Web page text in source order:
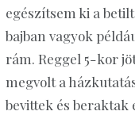
egészítsem ki a
bajban vagyok
rám. Reggel 5-kor
megvolt a
bevittek és beraktak